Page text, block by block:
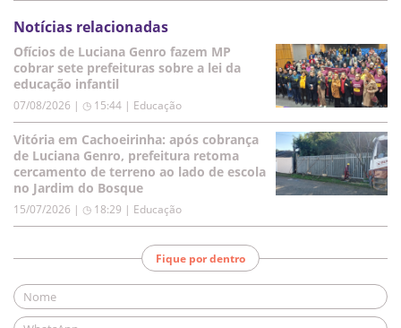
Notícias relacionadas
Ofícios de Luciana Genro fazem MP
cobrar sete prefeituras sobre a lei da
educação infantil
07/08/2026 | ◷ 15:44 | Educação
Vitória em Cachoeirinha: após cobrança
de Luciana Genro, prefeitura retoma
cercamento de terreno ao lado de escola
no Jardim do Bosque
15/07/2026 | ◷ 18:29 | Educação
Fique por dentro